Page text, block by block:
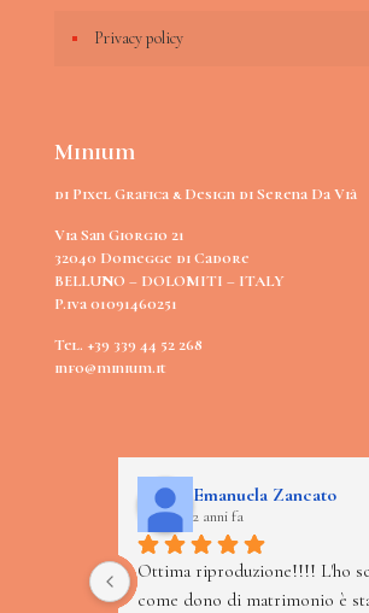
Privacy policy
Minium
di Pixel Grafica & Design di Serena Da Vià
Via San Giorgio 21
32040 Domegge di Cadore
BELLUNO – DOLOMITI – ITALY
P.iva 01091460251
Tel. +39 339 44 52 268
info@minium.it
Emanuela Zancato
2 anni fa
Ottima riproduzione!!!! L'ho scelto
come dono di matrimonio è stato